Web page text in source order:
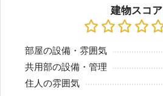
建物スコア
部屋の設備・雰囲気
共用部の設備・管理
住人の雰囲気